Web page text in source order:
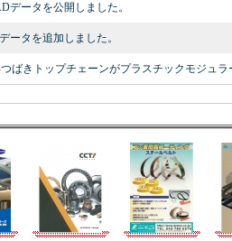
データを公開しました。
ータを追加しました。
ばきトップチェーンがプラスチックモジュ